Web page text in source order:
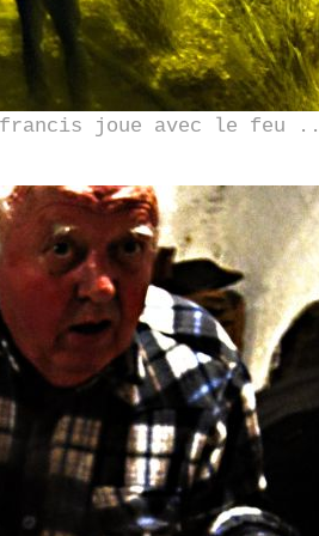
francis joue avec le feu